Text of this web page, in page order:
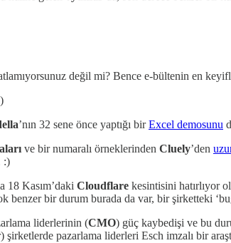
değil mi? Bence e-bültenin en
’nın 32 sene önce yaptığı birExcel demosunu
ve bir numaralı örneklerinden Cluely’den
:)
18 Kasım’daki Cloudflare kesintisini hatırlıyor
benzer bir durum burada da var, bir şirketteki
liderlerinin (CMO) güç kaybedişi ve bu
pazarlama liderleri Esch imzalı bir